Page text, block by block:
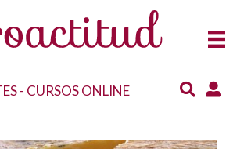
- CURSOS ONLINE